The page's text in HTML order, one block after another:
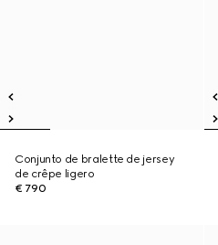
Conjunto de bralette de jersey
de crêpe ligero
€ 790